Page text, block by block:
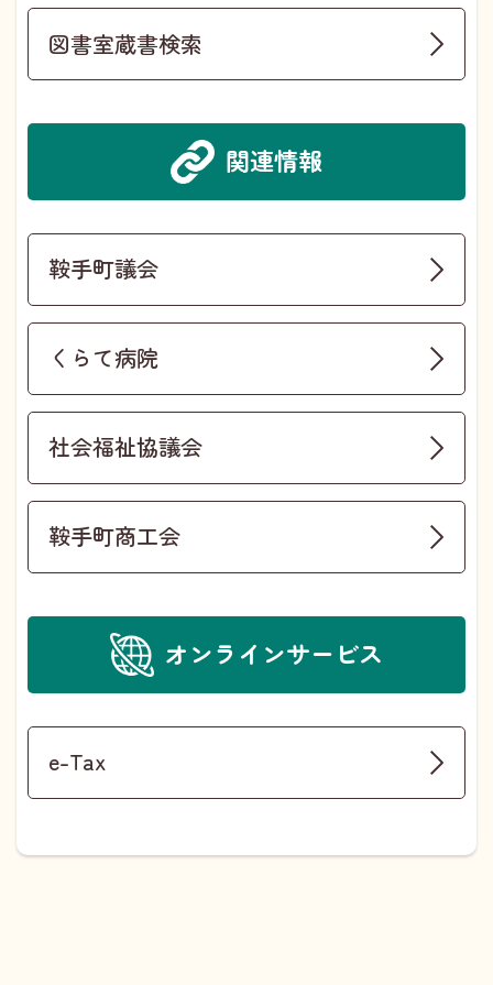
図書室蔵書検索
関連情報
鞍手町議会
くらて病院
社会福祉協議会
鞍手町商工会
オンラインサービス
e-Tax